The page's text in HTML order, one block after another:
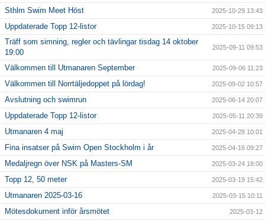
Sthlm Swim Meet Höst 2025-10-29 13:43
Uppdaterade Topp 12-listor 2025-10-15 09:13
Träff som simning, regler och tävlingar tisdag 14 oktober
19:00
2025-09-11 09:53
Välkommen till Utmanaren September 2025-09-06 11:23
Välkommen till Norrtäljedoppet på lördag! 2025-09-02 10:57
Avslutning och swimrun 2025-06-14 20:07
Uppdaterade Topp 12-listor 2025-05-11 20:39
Utmanaren 4 maj 2025-04-28 10:01
Fina insatser på Swim Open Stockholm i år 2025-04-16 09:27
Medaljregn över NSK på Masters-SM 2025-03-24 18:00
Topp 12, 50 meter 2025-03-19 15:42
Utmanaren 2025-03-16 2025-03-15 10:11
Mötesdokument inför årsmötet 2025-03-12